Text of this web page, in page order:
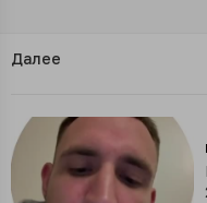
Далее